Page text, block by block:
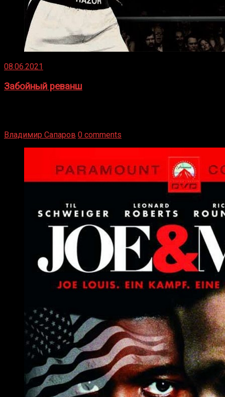
08.06.2021
Забойный реванш
Владимир Сапаров 0 comments